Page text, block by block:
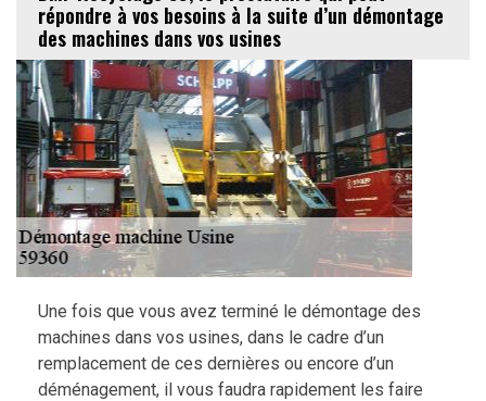
répondre à vos besoins à la suite d’un démontage
des machines dans vos usines
Une fois que vous avez terminé le démontage des
machines dans vos usines, dans le cadre d’un
remplacement de ces dernières ou encore d’un
déménagement, il vous faudra rapidement les faire